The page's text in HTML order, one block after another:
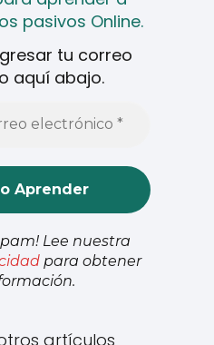
pasivos Online.
tu correo
aquí abajo.
Lee nuestra
para obtener
artículos